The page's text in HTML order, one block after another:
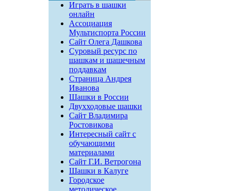
Играть в шашки
онлайн
Ассоциация
Мультиспорта России
Сайт Олега Дашкова
Суровый ресурс по
шашкам и шашечным
поддавкам
Страница Андрея
Иванова
Шашки в России
Двухходовые шашки
Сайт Владимира
Ростовикова
Интересный сайт с
обучающими
материалами
Сайт Г.И. Ветрогона
Шашки в Калуге
Городское
методическое